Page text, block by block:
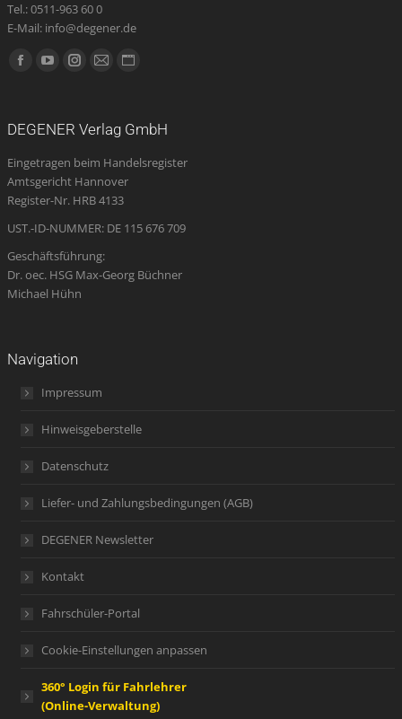
Tel.: 0511-963 60 0
E-Mail: info@degener.de
Finden Sie uns auf:
Facebook
new
window
YouTube
new
window
Instagram
new
window
E-
opens
in
new
Website
new
DEGENER Verlag GmbH
Eingetragen beim Handelsregister
Amtsgericht Hannover
Register-Nr. HRB 4133
UST.-ID-NUMMER: DE 115 676 709
Geschäftsführung:
Dr. oec. HSG Max-Georg Büchner
Michael Hühn
Navigation
Impressum
Hinweisgeberstelle
Datenschutz
Liefer- und Zahlungsbedingungen (AGB)
DEGENER Newsletter
Kontakt
Fahrschüler-Portal
Cookie-Einstellungen anpassen
360° Login für Fahrlehrer
(Online-Verwaltung)